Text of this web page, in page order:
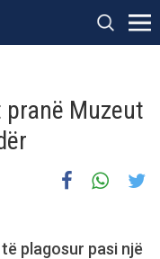
Muzeut
plagosur pasi një